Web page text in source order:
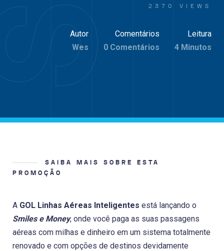
2370 VIEWS
Autor
Wes
Comentários
0 Comentários
Leitura
4 Minutos
SAIBA MAIS SOBRE ESTA
PROMOÇÃO
A GOL Linhas Aéreas Inteligentes está lançando o
Smiles e Money, onde você paga as suas passagens
aéreas com milhas e dinheiro em um sistema totalmente
renovado e com opções de destinos devidamente